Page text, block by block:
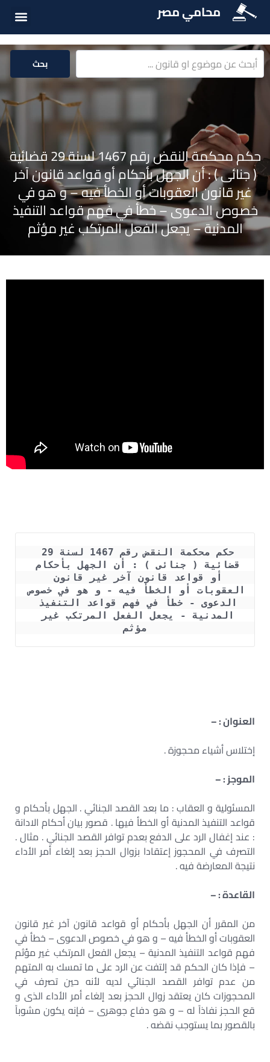
محامي مصر
بحث
حكم محكمة النقض رقم 1467 لسنة 29 قضائية
( جنائى ) : أن الجهل بأحكام أو قواعد قانون آخر
غير قانون العقوبات أو الخطأ فيه – و هو في
خصوص الدعوى – خطأ في فهم قواعد التنفيذ
المدنية – يجعل الفعل المرتكب غير مؤثم
العقوبات أو الخطأ فيه - و هو في خصوص
مؤثم
العنوان : –
إختلاس أشياء محجوزة .
الموجز : –
المسئولية و العقاب : ما بعد القصد الجنائي . الجهل بأحكام و
قواعد التنفيذ المدنية أو الخطأ فيها . قصور بيان أحكام الادانة
: عند إغفال الرد على الدفع بعدم توافر القصد الجنائي . مثال .
التصرف في المحجوز إعتقادا بزوال الحجز بعد إلغاء أمر الأداء
نتيجة المعارضة فيه .
القاعدة : –
من المقرر أن الجهل بأحكام أو قواعد قانون آخر غير قانون
العقوبات أو الخطأ فيه – و هو في خصوص الدعوى – خطأ في
فهم قواعد التنفيذ المدنية – يجعل الفعل المرتكب غير مؤثم
– فإذا كان الحكم قد إلتفت عن الرد على ما تمسك به المتهم
من عدم توافر القصد الجنائي لديه لأنه حين تصرف في
المحجوزات كان يعتقد زوال الحجز بعد إلغاء أمر الأداء الذى و
قع الحجز نفاذاً له – و هو دفاع جوهرى – فإنه يكون مشوباً
بالقصور بما يستوجب نقضه .